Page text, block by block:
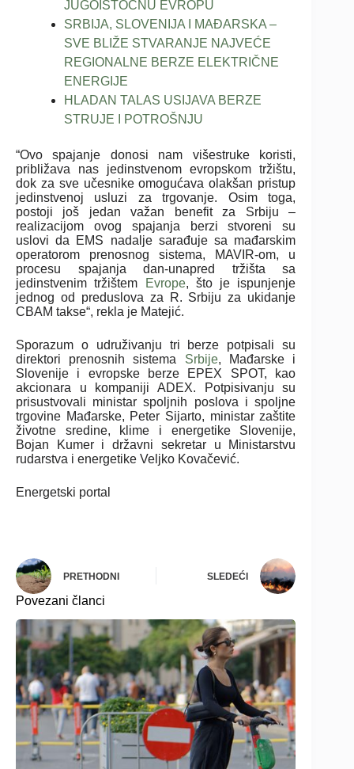
JUGOISTOČNU EVROPU
SRBIJA, SLOVENIJA I MAĐARSKA –
SVE BLIŽE STVARANJE NAJVEĆE
REGIONALNE BERZE ELEKTRIČNE
ENERGIJE
HLADAN TALAS USIJAVA BERZE
STRUJE I POTROŠNJU
“Ovo spajanje donosi nam višestruke koristi,
približava nas jedinstvenom evropskom tržištu,
dok za sve učesnike omogućava olakšan pristup
jedinstvenoj usluzi za trgovanje. Osim toga,
postoji još jedan važan benefit za Srbiju –
realizacijom ovog spajanja berzi stvoreni su
uslovi da EMS nadalje sarađuje sa mađarskim
operatorom prenosnog sistema, MAVIR-om, u
procesu spajanja dan-unapred tržišta sa
jedinstvenim tržištem
Evrope, što je ispunjenje
jednog od preduslova za R. Srbiju za ukidanje
CBAM takse“, rekla je Matejić.
Sporazum o udruživanju tri berze potpisali su
direktori prenosnih sistema Srbije, Mađarske i
Slovenije i evropske berze EPEX SPOT, kao
akcionara u kompaniji ADEX. Potpisivanju su
prisustvovali ministar spoljnih poslova i spoljne
trgovine Mađarske, Peter Sijarto, ministar zaštite
životne sredine, klime i energetike Slovenije,
Bojan Kumer i državni sekretar u Ministarstvu
rudarstva i energetike Veljko Kovačević.
Energetski portal
PRETHODNI SLEDEĆI
Povezani članci